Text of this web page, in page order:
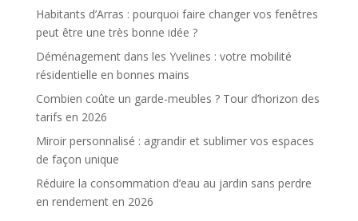
Habitants d’Arras : pourquoi faire changer vos fenêtres
peut être une très bonne idée ?
Déménagement dans les Yvelines : votre mobilité
résidentielle en bonnes mains
Combien coûte un garde-meubles ? Tour d’horizon des
tarifs en 2026
Miroir personnalisé : agrandir et sublimer vos espaces
de façon unique
Réduire la consommation d’eau au jardin sans perdre
en rendement en 2026